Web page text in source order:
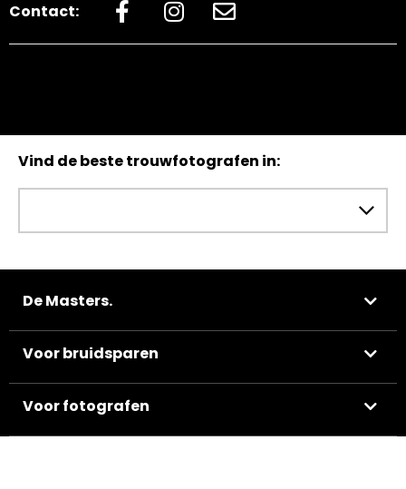
Contact:
Vind de beste trouwfotografen in:
De Masters.
Voor bruidsparen
Voor fotografen